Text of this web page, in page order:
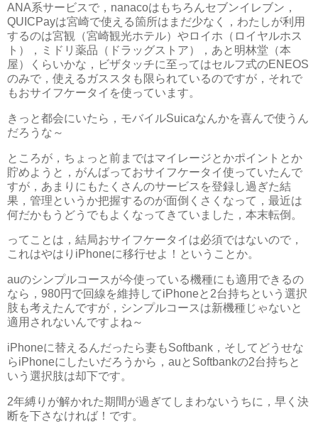
ANA系サービスで，nanacoはもちろんセブンイレブン，
QUICPayは宮崎で使える箇所はまだ少なく，わたしが利用
するのは宮観（宮崎観光ホテル）やロイホ（ロイヤルホス
ト），ミドリ薬品（ドラッグストア），あと明林堂（本
屋）くらいかな，ビザタッチに至ってはセルフ式のENEOS
のみで，使えるガススタも限られているのですが，それで
もおサイフケータイを使っています。
きっと都会にいたら，モバイルSuicaなんかを喜んで使うん
だろうな～
ところが，ちょっと前まではマイレージとかポイントとか
貯めようと，がんばっておサイフケータイ使っていたんで
すが，あまりにもたくさんのサービスを登録し過ぎた結
果，管理というか把握するのが面倒くさくなって，最近は
何だかもうどうでもよくなってきていました，本末転倒。
ってことは，結局おサイフケータイは必須ではないので，
これはやはりiPhoneに移行せよ！ということか。
auのシンプルコースが今使っている機種にも適用できるの
なら，980円で回線を維持してiPhoneと2台持ちという選択
肢も考えたんですが，シンプルコースは新機種じゃないと
適用されないんですよね～
iPhoneに替えるんだったら妻もSoftbank，そしてどうせな
らiPhoneにしたいだろうから，auとSoftbankの2台持ちと
いう選択肢は却下です。
2年縛りが解かれた期間が過ぎてしまわないうちに，早く決
断を下さなければ！です。